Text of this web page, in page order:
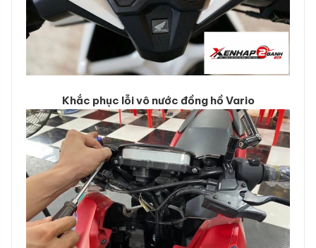
Khắc phục lỗi vô nước đồng hồ Vario